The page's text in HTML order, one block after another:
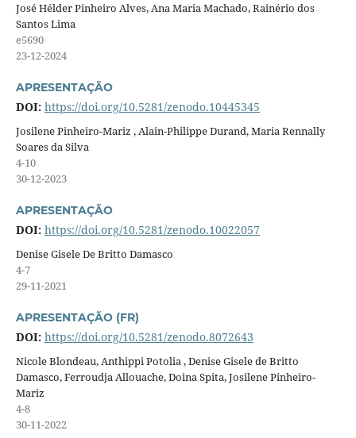
José Hélder Pinheiro Alves, Ana Maria Machado, Rainério dos
Santos Lima
e5690
23-12-2024
APRESENTAÇÃO
DOI: https://doi.org/10.5281/zenodo.10445345
Josilene Pinheiro-Mariz , Alain-Philippe Durand, Maria Rennally
Soares da Silva
4-10
30-12-2023
APRESENTAÇÃO
DOI: https://doi.org/10.5281/zenodo.10022057
Denise Gisele De Britto Damasco
4-7
29-11-2021
APRESENTAÇÃO (FR)
DOI: https://doi.org/10.5281/zenodo.8072643
Nicole Blondeau, Anthippi Potolia , Denise Gisele de Britto
Damasco, Ferroudja Allouache, Doina Spita, Josilene Pinheiro-
Mariz
4-8
30-11-2022